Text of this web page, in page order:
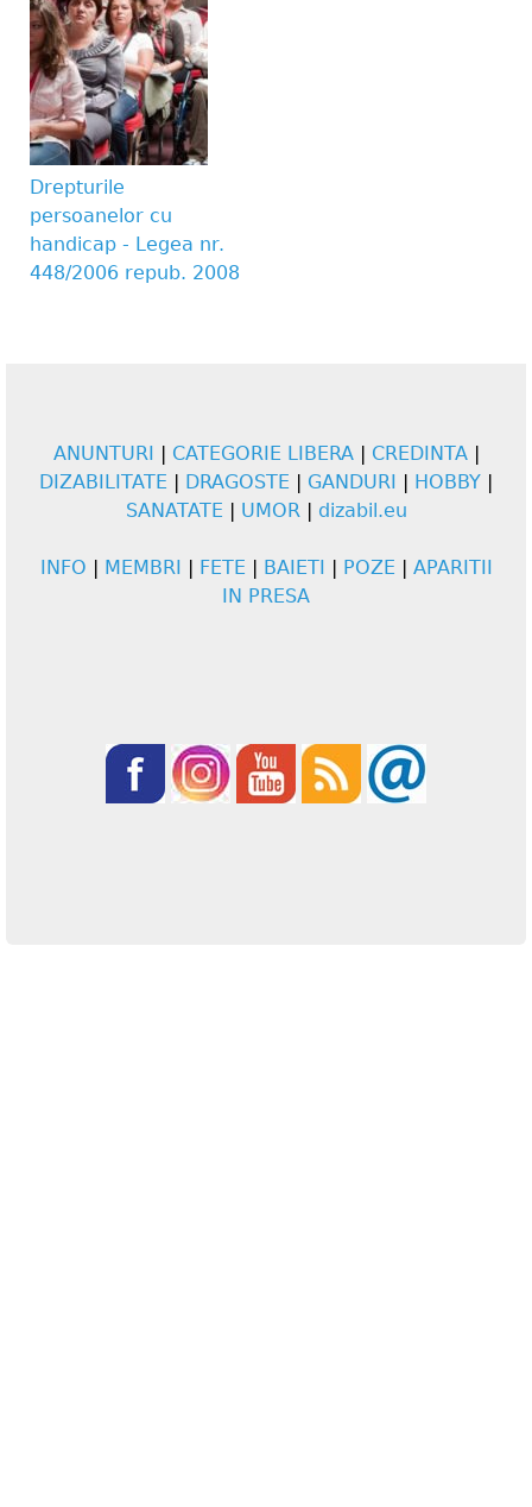
Drepturile
persoanelor cu
handicap - Legea nr.
448/2006 repub. 2008
ANUNTURI CATEGORIE LIBERA| CREDINTA|
DIZABILITATE
DRAGOSTE GANDURI HOBBY
SANATATE
UMOR| dizabil.eu
INFO MEMBRI FETE BAIETI POZE
APARITII
IN PRESA